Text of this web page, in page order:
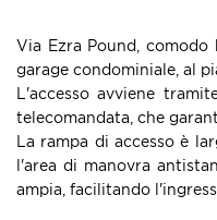
Via Ezra Pound,
garage condominiale, al
L'accesso avviene
telecomandata, che
La rampa di accesso è
l'area di manovra
ampia, facilitando